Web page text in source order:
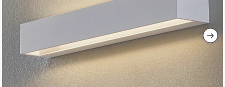
de
imágenes